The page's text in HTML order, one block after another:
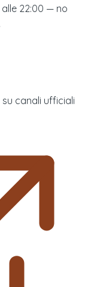
22:00 — no
canali ufficiali